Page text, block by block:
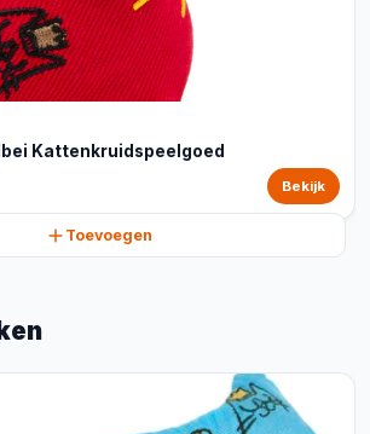
Kattenkruidspeelgoed
Bekijk
Toevoegen